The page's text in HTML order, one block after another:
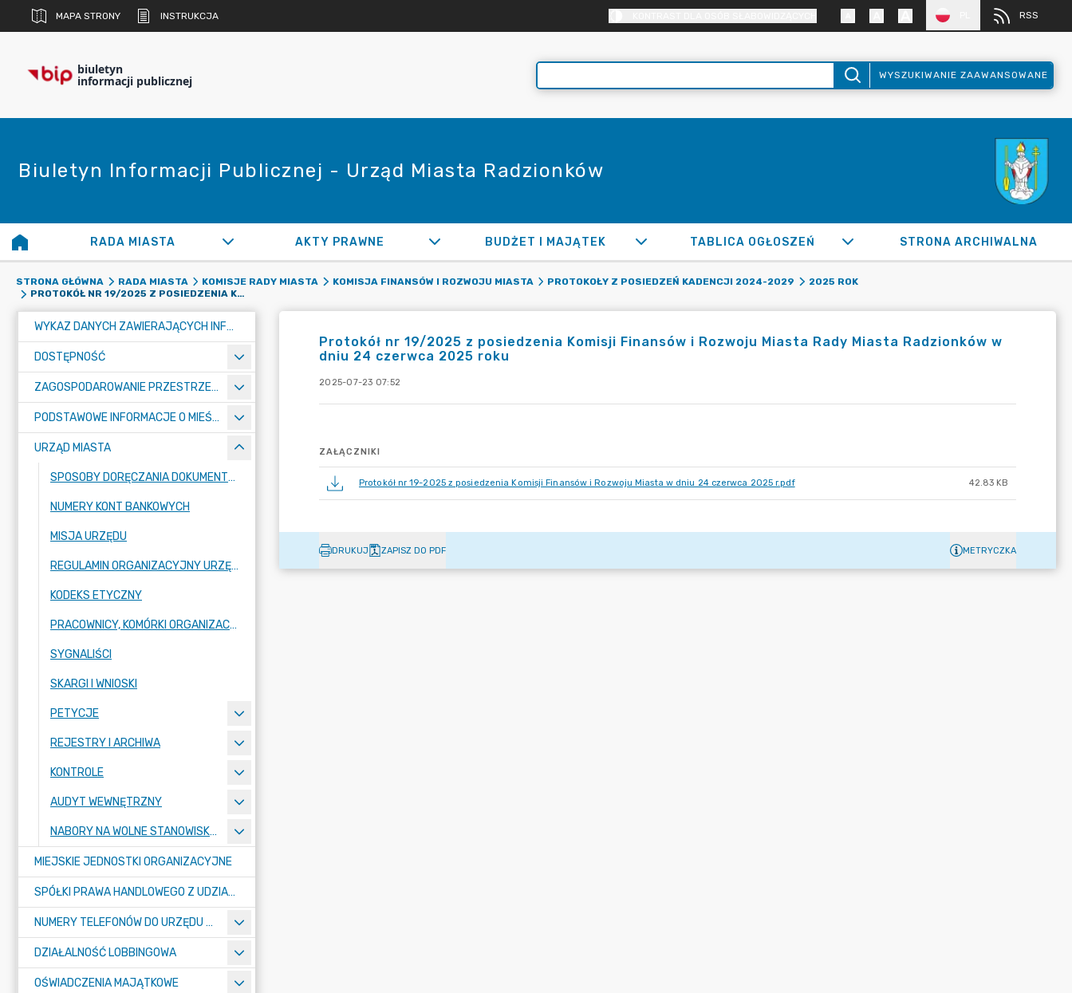
MAPA STRONY INSTRUKCJA RSS
biuletyn
informacji publicznej WYSZUKIWANIE ZAAWANSOWANE
Biuletyn Informacji Publicznej - Urząd Miasta Radzionków
RADA MIASTA AKTY PRAWNE BUDŻET I MAJĄTEK TABLICA OGŁOSZEŃ STRONA ARCHIWALNA
STRONA GŁÓWNA RADA MIASTA KOMISJE RADY MIASTA KOMISJA FINANSÓW I ROZWOJU MIASTA PROTOKOŁY Z POSIEDZEŃ KADENCJI 2024-2029
2025 ROK
PROTOKÓŁ NR 19/2025 Z POSIEDZENIA KOMISJI FINANSÓW I ROZWOJU MIASTA RADY MIASTA RADZIONKÓW W DNIU 24 CZERWCA 2025 ROKU
WYKAZ DANYCH ZAWIERAJĄCYCH INFORMACJE O ŚRODOWISKU I JEGO OCHRONIE
DOSTĘPNOŚĆ
ZAGOSPODAROWANIE PRZESTRZENNE
PODSTAWOWE INFORMACJE O MIEŚCIE
URZĄD MIASTA
SPOSOBY DORĘCZANIA DOKUMENTÓW DO URZĘDU MIASTA RADZIONKÓW
NUMERY KONT BANKOWYCH
MISJA URZĘDU
REGULAMIN ORGANIZACYJNY URZĘDU
KODEKS ETYCZNY
PRACOWNICY, KOMÓRKI ORGANIZACYJNE URZĘDU
SYGNALIŚCI
SKARGI I WNIOSKI
PETYCJE
REJESTRY I ARCHIWA
KONTROLE
AUDYT WEWNĘTRZNY
NABORY NA WOLNE STANOWISKA PRACY
MIEJSKIE JEDNOSTKI ORGANIZACYJNE
SPÓŁKI PRAWA HANDLOWEGO Z UDZIAŁEM GMINY
NUMERY TELEFONÓW DO URZĘDU MIASTA, MIEJSKICH JEDNOSTEK ORGANIZACYJNYCH ORAZ SPÓŁEK PRAWA HANDLOWEGO Z UDZIAŁEM GMINY
DZIAŁALNOŚĆ LOBBINGOWA
OŚWIADCZENIA MAJĄTKOWE
Protokół nr 19/2025 z posiedzenia Komisji Finansów i Rozwoju Miasta Rady Miasta Radzionków w
dniu 24 czerwca 2025 roku
2025-07-23 07:52
ZAŁĄCZNIKI
Protokół nr 19-2025 z posiedzenia Komisji Finansów i Rozwoju Miasta w dniu 24 czerwca 2025 r.pdf 42.83 KB
DRUKUJ ZAPISZ DO PDF METRYCZKA